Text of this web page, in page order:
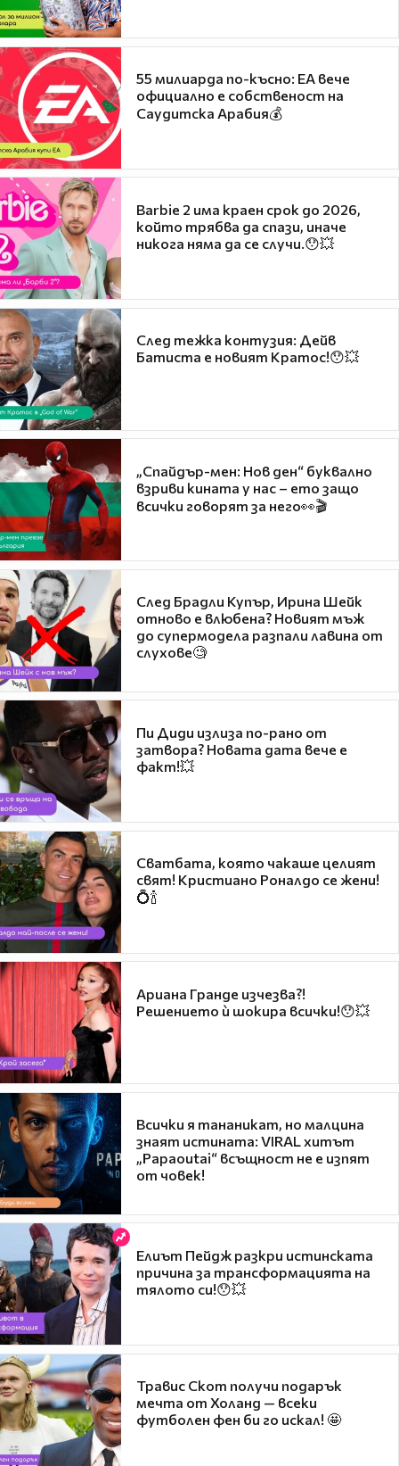
55 милиарда по-късно: EA вече
официално е собственост на
Саудитска Арабия💰
Barbie 2 има краен срок до 2026,
който трябва да спази, иначе
никога няма да се случи.😯💥
След тежка контузия: Дейв
Батиста е новият Кратос!😯💥
„Спайдър-мен: Нов ден“ буквално
взриви кината у нас – ето защо
всички говорят за него👀🎬
След Брадли Купър, Ирина Шейк
отново е влюбена? Новият мъж
до супермодела разпали лавина от
слухове🧐
Пи Диди излиза по-рано от
затвора? Новата дата вече е
факт!💥
Сватбата, която чакаше целият
свят! Кристиано Роналдо се жени!
💍🍾
Ариана Гранде изчезва?!
Решението ѝ шокира всички!😯💥
Всички я тананикат, но малцина
знаят истината: VIRAL хитът
„Papaoutai“ всъщност не е изпят
от човек!
Елиът Пейдж разкри истинската
причина за трансформацията на
тялото си!😯💥
Травис Скот получи подарък
мечта от Холанд — всеки
футболен фен би го искал! 🤩